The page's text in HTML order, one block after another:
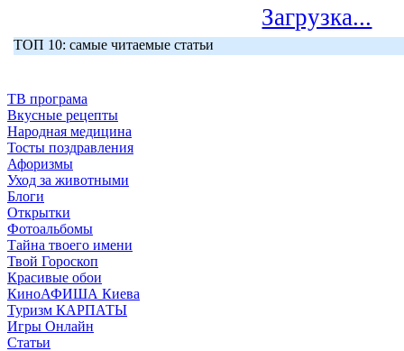
Загрузка...
ТОП 10: самые читаемые статьи
ТВ програма
Вкусные рецепты
Народная медицина
Тосты поздравления
Афоризмы
Уход за животными
Блоги
Открытки
Фотоальбомы
Тайна твоего имени
Твой Гороскоп
Красивые обои
КиноАФИША Киева
Туризм КАРПАТЫ
Игры Онлайн
Статьи